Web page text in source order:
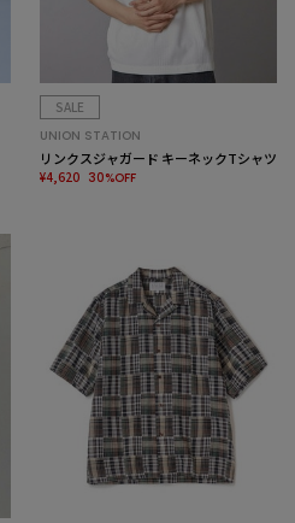
SALE
UNION STATION
リンクスジャガード キーネックTシャツ
¥4,620 30%OFF